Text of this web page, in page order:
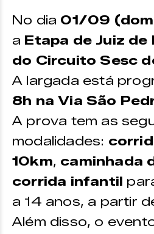
No dia 01/09
a Etapa de Juiz de
do Circuito Sesc
A largada está
8h na Via São
A prova tem as
modalidades:
10km, caminhada
corrida infantil
a 14 anos, a partir
Além disso, o